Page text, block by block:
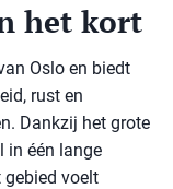
het kort
Oslo en biedt
rust en
Dankzij het grote
in één lange
voelt